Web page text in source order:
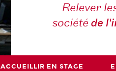
Relever
sociétéde
ACCUEILLIR EN STAGE